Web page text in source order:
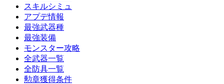
スキルシミュ
アプデ情報
最強武器種
最強装備
モンスター攻略
全武器一覧
全防具一覧
勲章獲得条件